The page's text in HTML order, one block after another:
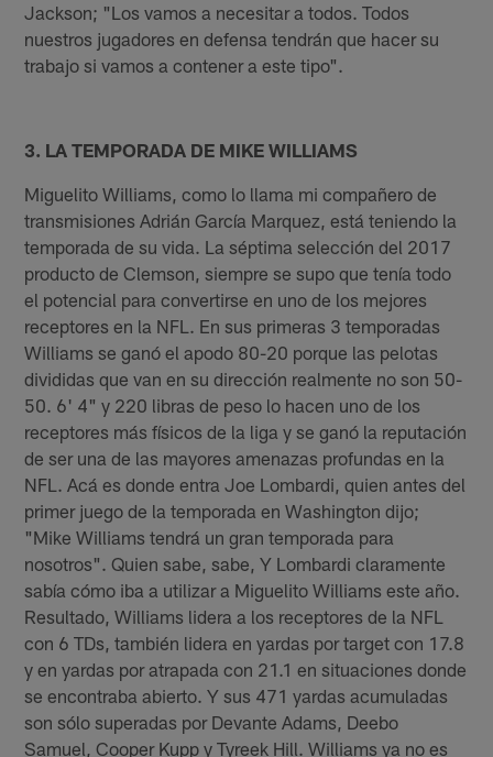
Jackson; "Los vamos a necesitar a todos. Todos
nuestros jugadores en defensa tendrán que hacer su
trabajo si vamos a contener a este tipo".
3. LA TEMPORADA DE MIKE WILLIAMS
Miguelito Williams, como lo llama mi compañero de
transmisiones Adrián García Marquez, está teniendo la
temporada de su vida. La séptima selección del 2017
producto de Clemson, siempre se supo que tenía todo
el potencial para convertirse en uno de los mejores
receptores en la NFL. En sus primeras 3 temporadas
Williams se ganó el apodo 80-20 porque las pelotas
divididas que van en su dirección realmente no son 50-
50. 6' 4" y 220 libras de peso lo hacen uno de los
receptores más físicos de la liga y se ganó la reputación
de ser una de las mayores amenazas profundas en la
NFL. Acá es donde entra Joe Lombardi, quien antes del
primer juego de la temporada en Washington dijo;
"Mike Williams tendrá un gran temporada para
nosotros". Quien sabe, sabe, Y Lombardi claramente
sabía cómo iba a utilizar a Miguelito Williams este año.
Resultado, Williams lidera a los receptores de la NFL
con 6 TDs, también lidera en yardas por target con 17.8
y en yardas por atrapada con 21.1 en situaciones donde
se encontraba abierto. Y sus 471 yardas acumuladas
son sólo superadas por Devante Adams, Deebo
Samuel, Cooper Kupp y Tyreek Hill. Williams ya no es